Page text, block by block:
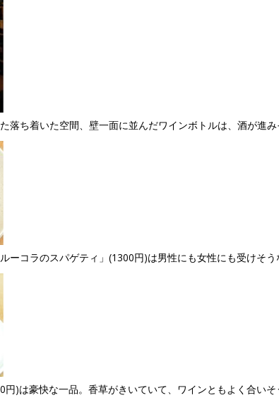
落ち着いた空間、壁一面に並んだワインボトルは、酒が進
ーコラのスパゲティ」(1300円)は男性にも女性にも受けそ
円)は豪快な一品。香草がきいていて、ワインともよく合いそ